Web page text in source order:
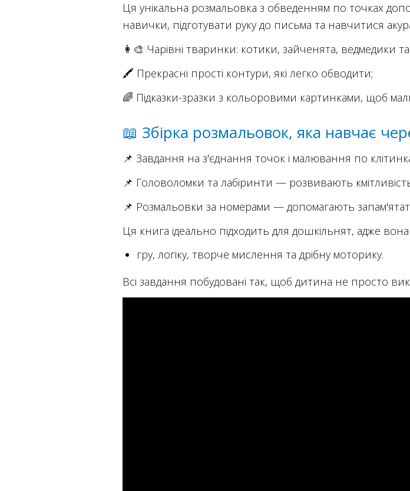
Ця унікальна розмальовка з обведенням по точках
навички, підготувати руку до письма та навчитися
👩‍🎨 Чарівні тваринки: котики, зайченята, ведмедики та
🖍 Прекрасні прості контури, які легко обводити;
🌈 Підказки-зразки з кольоровими картинками, щоб
📖 Збірка розмальовок, яка навчає
📌 Завдання на з'єднання точок і малювання по
📌 Головоломки та лабіринти — розвивають
📌 Розмальовки за номерами — допомагають
Ця книга ідеально підходить для дошкільнят, адже
гру, логіку, творче мислення та дрібну моторику.
Всі завдання побудовані так, щоб дитина не просто